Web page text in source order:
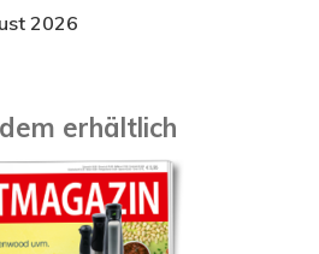
2026
erhältlich